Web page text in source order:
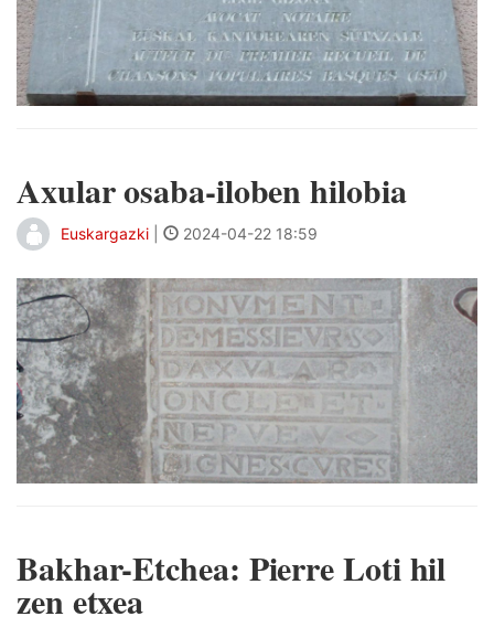
Axular osaba-iloben hilobia
Euskargazki 2024-04-22 18:59
Bakhar-Etchea: Pierre Loti hil
zen etxea